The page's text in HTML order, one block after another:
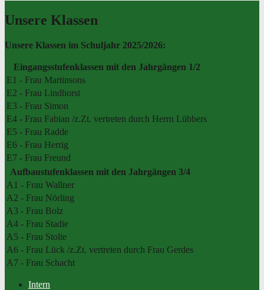
Unsere Klassen
Unsere Klassen im Schuljahr 2025/2026:
Eingangsstufenklassen mit den Jahrgängen 1/2
E1 - Frau Martinsons
E2 - Frau Lindhorst
E3 - Frau Simon
E4 - Frau Fabian /z.Zt. vertreten durch Herrn Lübbers
E5 - Frau Radde
E6 - Frau Herrig
E7 - Frau Freund
Aufbaustufenklassen mit den Jahrgängen 3/4
A1 - Frau Wallner
A2 - Frau Nörling
A3 - Frau Bolz
A4 - Frau Stadie
A5 - Frau Stolte
A6 - Frau Lück /z.Zt. vertreten durch Frau Gerdes
A7 - Frau Schacht
Intern